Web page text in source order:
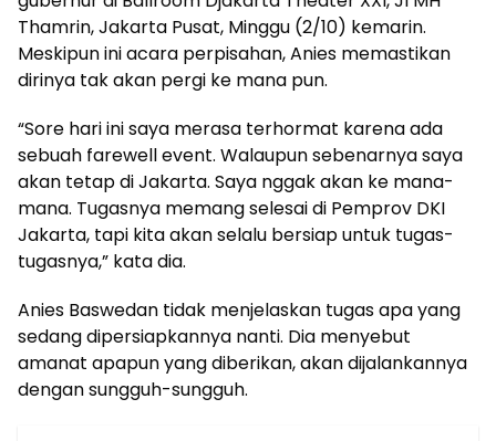
Thamrin, Jakarta Pusat, Minggu (2/10) kemarin.
Meskipun ini acara perpisahan, Anies memastikan
dirinya tak akan pergi ke mana pun.
“Sore hari ini saya merasa terhormat karena ada
sebuah farewell event. Walaupun sebenarnya saya
akan tetap di Jakarta. Saya nggak akan ke mana-
mana. Tugasnya memang selesai di Pemprov DKI
Jakarta, tapi kita akan selalu bersiap untuk tugas-
tugasnya,” kata dia.
Anies Baswedan tidak menjelaskan tugas apa yang
sedang dipersiapkannya nanti. Dia menyebut
amanat apapun yang diberikan, akan dijalankannya
dengan sungguh-sungguh.